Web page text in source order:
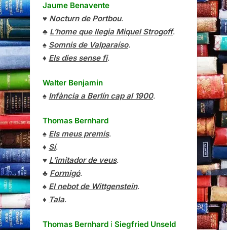
Jaume Benavente
♥ Nocturn de Portbou.
♣ L’home que llegia Miquel Strogoff.
♠ Somnis de Valparaíso.
♦ Els dies sense fi.
Walter Benjamin
♠ Infància a Berlín cap al 1900.
Thomas Bernhard
♠ Els meus premis.
♦ Sí.
♥ L’imitador de veus.
♣ Formigó.
♠ El nebot de Wittgenstein.
♦ Tala.
Thomas Bernhard i Siegfried Unseld